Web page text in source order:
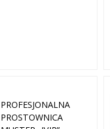
PROFESJONALNA
PROSTOWNICA